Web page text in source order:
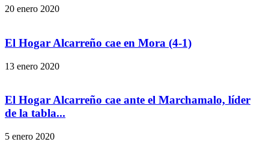
20 enero 2020
El Hogar Alcarreño cae en Mora (4-1)
13 enero 2020
El Hogar Alcarreño cae ante el Marchamalo, líder
de la tabla...
5 enero 2020